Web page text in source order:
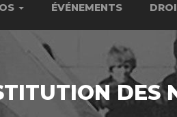
ÉVÉNEMENTS
DES